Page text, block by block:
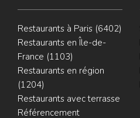
Restaurants à Paris (6402)
Restaurants en Île-de-
France (1103)
Restaurants en région
(1204)
Restaurants avec terrasse
Référencement